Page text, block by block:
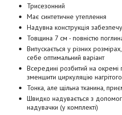
Трисезонний
Має синтетичне утеплення
Надувна конструкція
Товщина 7 см - повністю
Випускається у різних
себе оптимальний варіант
Всередині розбитий на окремі
зменшити циркуляцію
Тонка, але щільна тканина,
Швидко надувається з
надувачки (у комплекті)